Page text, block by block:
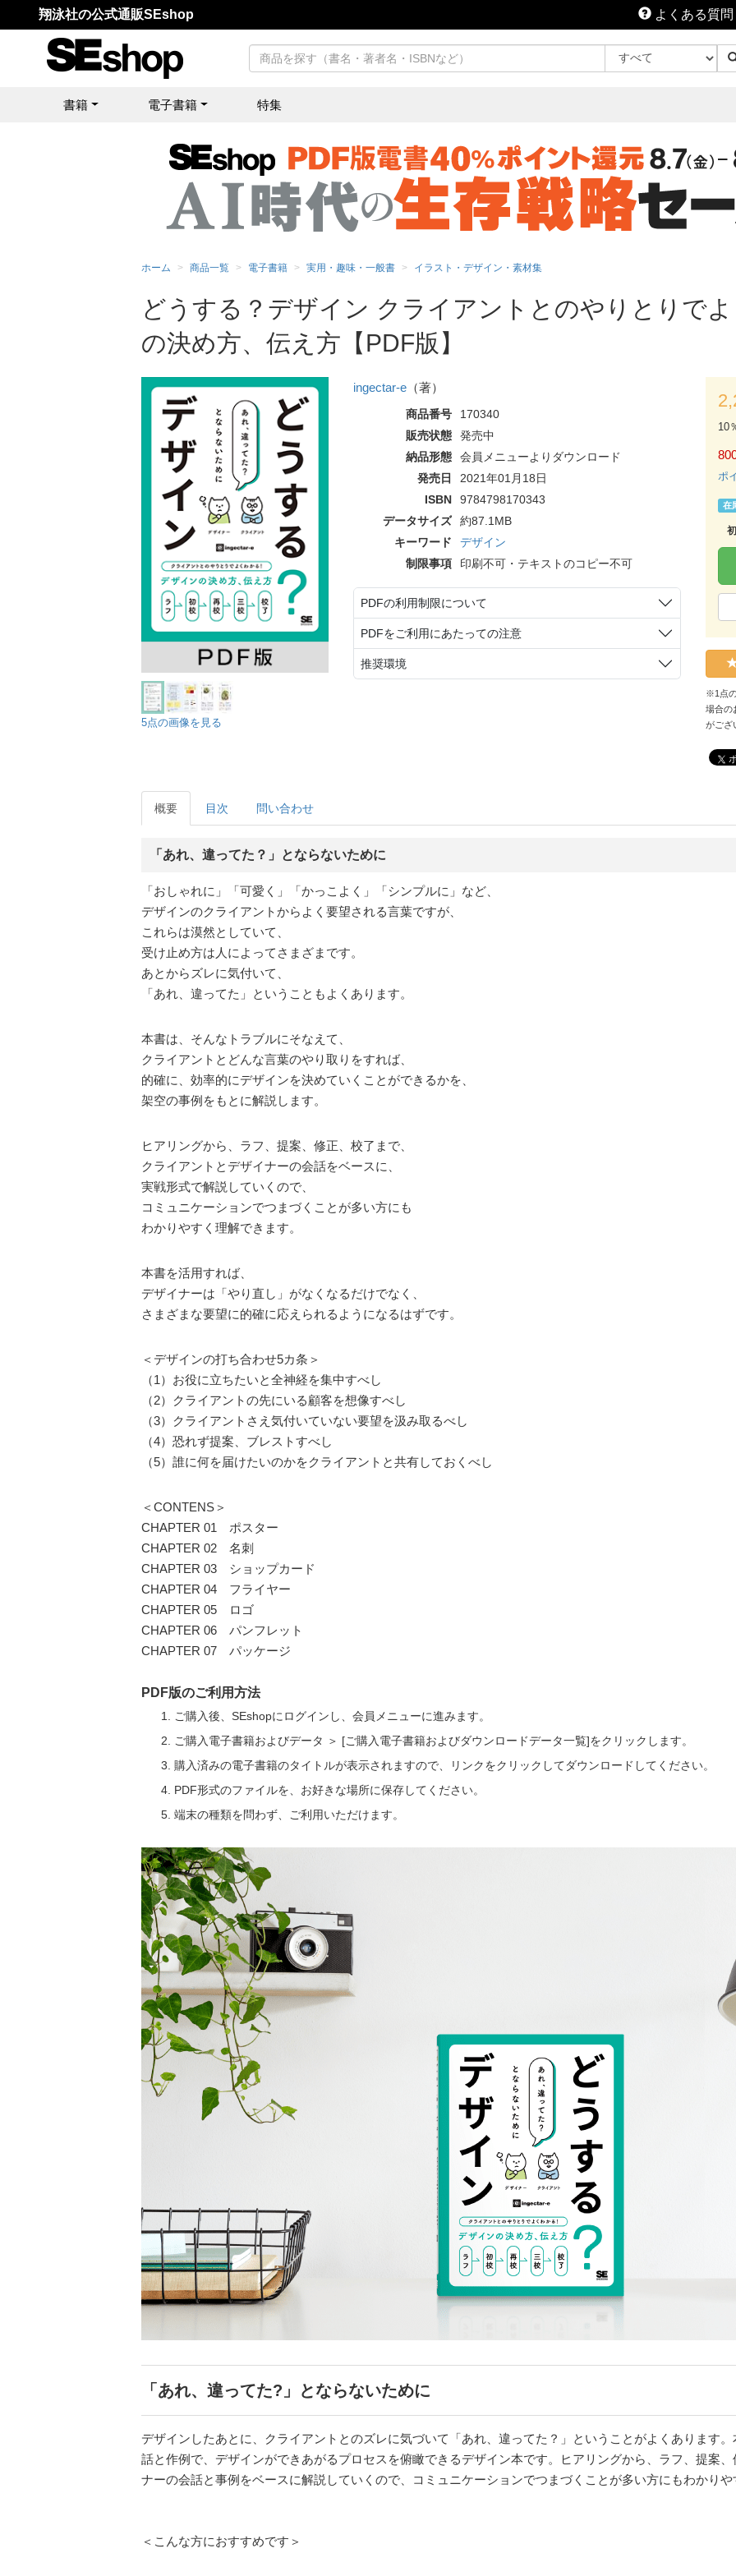
翔泳社の公式通販SEshop よくある質問
書籍 電子書籍 特集
ホーム 商品一覧 電子書籍 実用・趣味・一般書 イラスト・デザイン・素材集
どうする？デザイン クライアントとのやりとりで
の決め方、伝え方【PDF版】
5点の画像を見る
ingectar-e（著）
商品番号
170340
販売状態
発売中
納品形態
会員メニューよりダウンロード
発売日
2021年01月18日
ISBN
9784798170343
データサイズ
約87.1MB
キーワード
デザイン
制限事項
印刷不可・テキストのコピー不可
PDFの利用制限について
PDFをご利用にあたっての注意
推奨環境
10
ポ
在
※1点
場合の
がござ
概要 目次 問い合わせ
「あれ、違ってた？」とならないために
「おしゃれに」「可愛く」「かっこよく」「シンプルに」など、
デザインのクライアントからよく要望される言葉ですが、
これらは漠然としていて、
受け止め方は人によってさまざまです。
あとからズレに気付いて、
「あれ、違ってた」ということもよくあります。
本書は、そんなトラブルにそなえて、
クライアントとどんな言葉のやり取りをすれば、
的確に、効率的にデザインを決めていくことができるかを、
架空の事例をもとに解説します。
ヒアリングから、ラフ、提案、修正、校了まで、
クライアントとデザイナーの会話をベースに、
実戦形式で解説していくので、
コミュニケーションでつまづくことが多い方にも
わかりやすく理解できます。
本書を活用すれば、
デザイナーは「やり直し」がなくなるだけでなく、
さまざまな要望に的確に応えられるようになるはずです。
＜デザインの打ち合わせ5カ条＞
（1）お役に立ちたいと全神経を集中すべし
（2）クライアントの先にいる顧客を想像すべし
（3）クライアントさえ気付いていない要望を汲み取るべし
（4）恐れず提案、ブレストすべし
（5）誰に何を届けたいのかをクライアントと共有しておくべし
＜CONTENS＞
CHAPTER 01 ポスター
CHAPTER 02 名刺
CHAPTER 03 ショップカード
CHAPTER 04 フライヤー
CHAPTER 05 ロゴ
CHAPTER 06 パンフレット
CHAPTER 07 パッケージ
PDF版のご利用方法
ご購入後、SEshopにログインし、会員メニューに進みます。
ご購入電子書籍およびデータ ＞ [ご購入電子書籍およびダウンロードデータ一覧]をクリックします。
購入済みの電子書籍のタイトルが表示されますので、リンクをクリックしてダウンロードしてください。
PDF形式のファイルを、お好きな場所に保存してください。
端末の種類を問わず、ご利用いただけます。
「あれ、違ってた?」とならないために
デザインしたあとに、クライアントとのズレに気づいて「あれ、違ってた？」ということがよくあります
話と作例で、デザインができあがるプロセスを俯瞰できるデザイン本です。ヒアリングから、ラフ、提案
ナーの会話と事例をベースに解説していくので、コミュニケーションでつまづくことが多い方にもわかり
＜こんな方におすすめです＞